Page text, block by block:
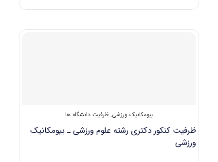
مصاحبه
بیومکانیک ورزشی, ظرفیت دانشگاه ها
ظرفیت کنکور دکتری رشته علوم ورزشی ـ ﺑﻴﻮﻣﻜﺎنیک
ورزشی